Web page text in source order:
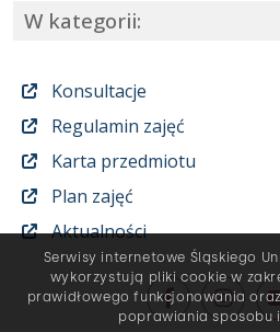
W kategorii:
Konsultacje
Regulamin zajęć
Karta przedmiotu
Plan zajęć
Aktualności
Serwisy internetowe Śląskiego
wykorzystują pliki cookie w
prawidłowego funkcjonowania
poprawiania sposobu